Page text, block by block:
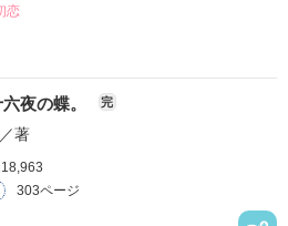
恋
は、ただ単に澄乃さんと結婚した
伯爵家。
れたのは、有能な若き少佐・橘朔
夜の蝶。 完
著
303ページ